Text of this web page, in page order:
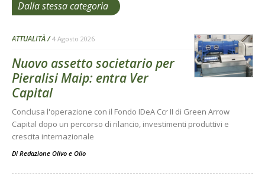
Dalla stessa categoria
ATTUALITÀ 4 Agosto 2026
Nuovo assetto societario per
Pieralisi Maip: entra Ver
Capital
Conclusa l'operazione con il Fondo IDeA Ccr II di Green Arrow
Capital dopo un percorso di rilancio, investimenti produttivi e
crescita internazionale
Di Redazione Olivo e Olio